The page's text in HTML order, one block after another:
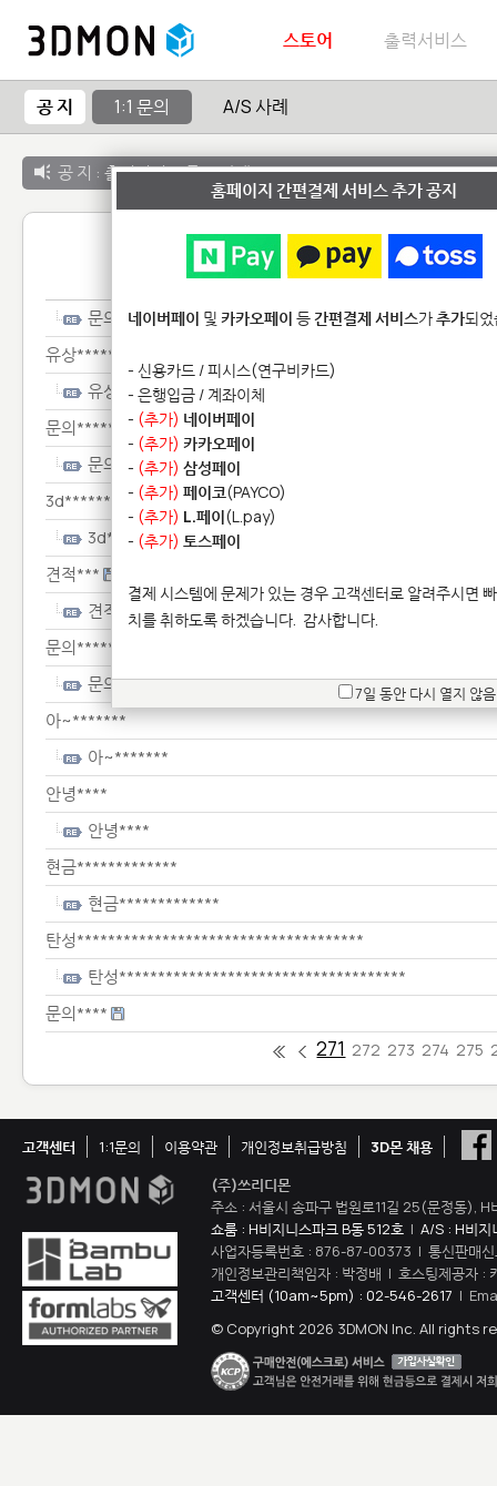
스토어 출력서비스
공 지 1:1 문의 A/S 사례
공 지 : 출력서비스 종료 안내
1:1 문
문의****
유상************************
유상************************
문의*****
문의*****
3d******
3d******
견적***
견적***
문의*****
문의*****
아~*******
아~*******
안녕****
안녕****
현금*************
현금*************
탄성*************************************
탄성*************************************
문의****
271 272 273 274 275
고객센터 1:1문의 이용약관 개인정보취급방침
3D몬 채용
(주)쓰리디몬
주소 : 서울시 송파구 법원로11길 25(문정동),
쇼룸 : H비지니스파크 B동 512호 | A/S : H비지
사업자등록번호 : 876-87-00373 | 통신판매
개인정보관리책임자 : 박정배 | 호스팅제공자 :
고객센터 (10am~5pm) : 02-546-2617 |
© Copyright 2026 3DMON Inc. All rights
홈페이지 간편결제 서비스 추가 공지
네이버페이 및 카카오페이 등간편결제 서비스가추가되
- 신용카드 / 피시스(연구비카드)
- 은행입금 / 계좌이체
- (추가) 네이버페이
- (추가) 카카오페이
- (추가) 삼성페이
- (추가) 페이코(PAYCO)
- (추가) L.페이(L.pay)
- (추가) 토스페이
결제 시스템에 문제가 있는 경우 고객센터로 알려주시면
치를 취하도록 하겠습니다. 감사합니다.
7일 동안 다시 열지 않음